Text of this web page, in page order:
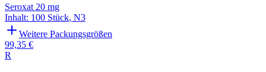
Seroxat 20 mg
Inhalt: 100 Stück, N3
Weitere Packungsgrößen
99,35 €
R